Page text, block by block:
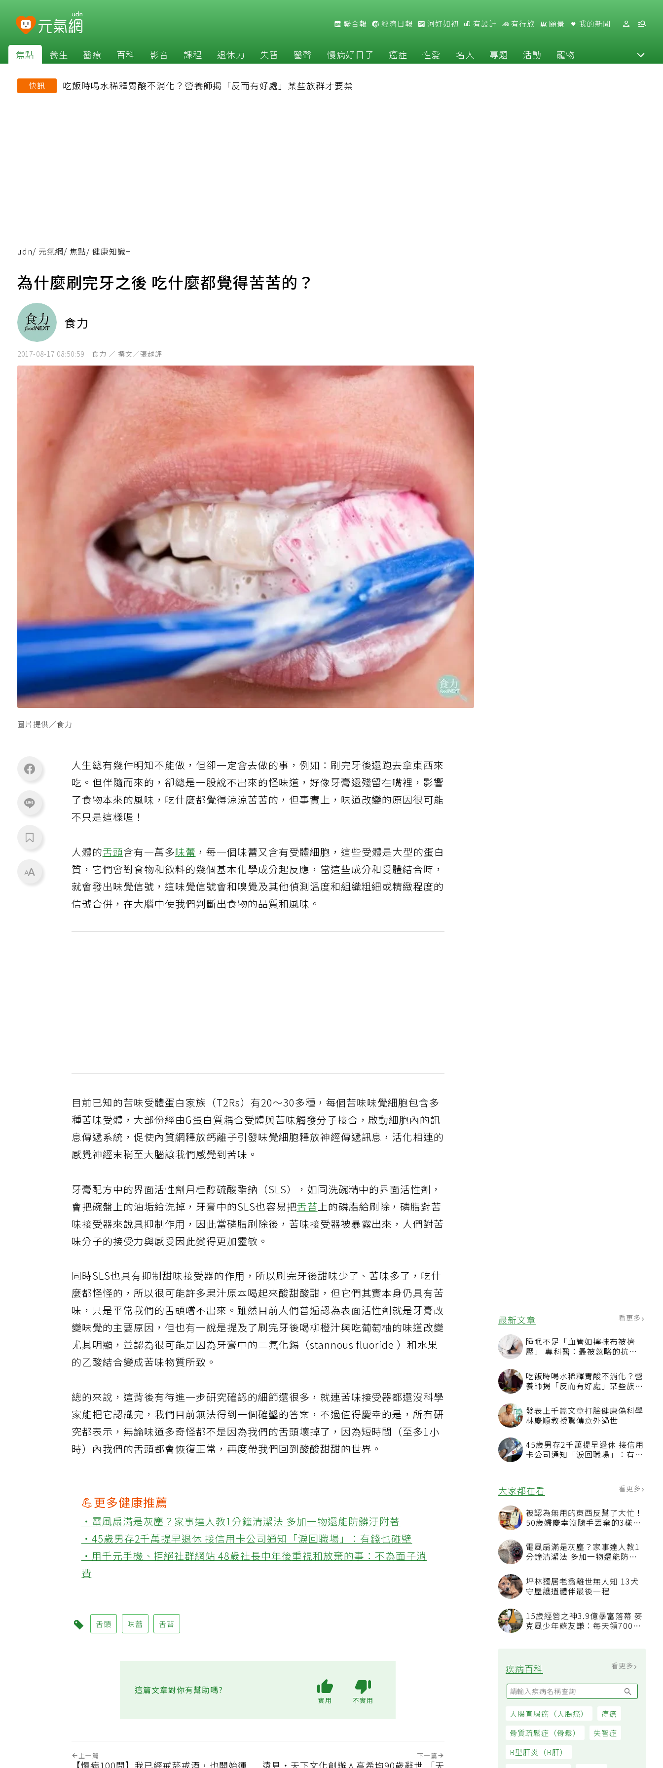
聯合報 經濟日報 河好如初 有設計 有行旅 願景 我的新聞
焦點 養生 醫療 百科 影音 課程 退休力 失智 醫聲 慢病好日子 癌症 性愛 名人 專題 活動 寵物
快訊 吃飯時喝水稀釋胃酸不消化？營養師揭「反而有好處」某些族群才要禁
最新文章 看更多
睡眠不足「血管如擰抹布被擠
壓」 專科醫：最被忽略的抗老
吃飯時喝水稀釋胃酸不消化？營
養師揭「反而有好處」某些族群
發表上千篇文章打臉健康偽科學
林慶順教授驚傳意外過世
45歲男存2千萬提早退休 接信用
卡公司通知「淚回職場」：有錢
大家都在看
被認為無用的東西反幫了大忙！
50歲婦慶幸沒隨手丟棄的3樣物
電風扇滿是灰塵？家事達人教1
坪林獨居老翁離世無人知 13犬
守屋護遺體伴最後一程
15歲經營之神3.9億暴富落幕 麥
克風少年蘇友謙：每天領700元
疾病百科
udn/ 元氣網/ 焦點/ 健康知識+
為什麼刷完牙之後 吃什麼都覺得苦苦的？
食力
2017-08-17 08:50:59 食力 ／ 撰文／張越評
圖片提供／食力
人生總有幾件明知不能做，但卻一定會去做的事，例如：刷完牙後還跑去拿東西來
吃。但伴隨而來的，卻總是一股說不出來的怪味道，好像牙膏還殘留在嘴裡，影響
了食物本來的風味，吃什麼都覺得涼涼苦苦的，但事實上，味道改變的原因很可能
不只是這樣喔！
人體的舌頭含有一萬多味蕾 ，每一個味蕾又含有受體細胞，這些受體是大型的蛋白
質，它們會對食物和飲料的幾個基本化學成分起反應，當這些成分和受體結合時，
就會發出味覺信號，這味覺信號會和嗅覺及其他偵測溫度和組織粗細或精緻程度的
信號合併，在大腦中使我們判斷出食物的品質和風味。
目前已知的苦味受體蛋白家族（T2Rs）有20～30多種，每個苦味味覺細胞包含多
種苦味受體，大部份經由G蛋白質耦合受體與苦味觸發分子接合，啟動細胞內的訊
息傳遞系統，促使內質網釋放鈣離子引發味覺細胞釋放神經傳遞訊息，活化相連的
感覺神經末稍至大腦讓我們感覺到苦味。
牙膏配方中的界面活性劑月桂醇硫酸酯鈉（SLS），如同洗碗精中的界面活性劑，
會把碗盤上的油垢給洗掉，牙膏中的SLS也容易把舌苔上的磷脂給刷除，磷脂對苦
味接受器來說具抑制作用，因此當磷脂刷除後，苦味接受器被暴露出來，人們對苦
味分子的接受力與感受因此變得更加靈敏。
同時SLS也具有抑制甜味接受器的作用，所以刷完牙後甜味少了、苦味多了，吃什
麼都怪怪的，所以很可能許多果汁原本喝起來酸甜酸甜，但它們其實本身仍具有苦
味，只是平常我們的舌頭嚐不出來。雖然目前人們普遍認為表面活性劑就是牙膏改
變味覺的主要原因，但也有一說是提及了刷完牙後喝柳橙汁與吃葡萄柚的味道改變
尤其明顯，並認為很可能是因為牙膏中的二氟化錫（stannous fluoride ）和水果
的乙酸結合變成苦味物質所致。
總的來說，這背後有待進一步研究確認的細節還很多，就連苦味接受器都還沒科學
家能把它認識完，我們目前無法得到一個確鑿的答案，不過值得慶幸的是，所有研
究都表示，無論味道多奇怪都不是因為我們的舌頭壞掉了，因為短時間（至多1小
時）內我們的舌頭都會恢復正常，再度帶我們回到酸酸甜甜的世界。
💪更多健康推薦
‧電風扇滿是灰塵？家事達人教1分鐘清潔法 多加一物還能防髒汙附著
‧45歲男存2千萬提早退休 接信用卡公司通知「淚回職場」：有錢也碰壁
‧用千元手機、拒絕社群網站 48歲社長中年後重視和放棄的事：不為面子消
費
舌頭 味蕾 舌苔
上一篇 下一篇